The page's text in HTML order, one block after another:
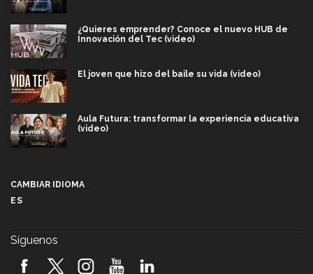
¿Quieres emprender? Conoce el nuevo HUB de
Innovación del Tec (video)
El joven que hizo del baile su vida (video)
Aula Futura: transformar la experiencia educativa
(video)
2026! (video)
CAMBIAR IDIOMA
ES
Síguenos